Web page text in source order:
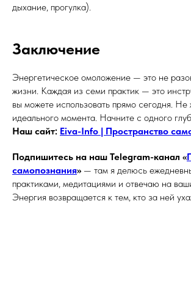
дыхание, прогулка).
Заключение
Энергетическое омоложение — это не
жизни. Каждая из семи практик — это
вы можете использовать прямо сегодня. Не
идеального момента. Начните с одного
Наш сайт: Eiva-Info | Пространство
Подпишитесь на наш Telegram-канал «
самопознания» — там я делюсь
практиками, медитациями и отвечаю на
Энергия возвращается к тем, кто за ней